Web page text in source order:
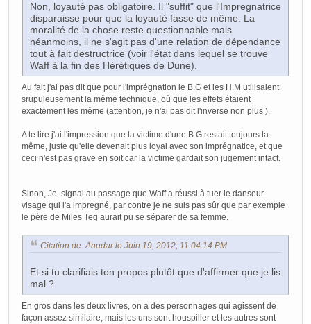
Non, loyauté pas obligatoire. Il "suffit" que l'Impregnatrice
disparaisse pour que la loyauté fasse de même. La
moralité de la chose reste questionnable mais
néanmoins, il ne s'agit pas d'une relation de dépendance
tout à fait destructrice (voir l'état dans lequel se trouve
Waff à la fin des Hérétiques de Dune).
Au fait j'ai pas dit que pour l'imprégnation le B.G et les H.M utilisaient
srupuleusement la même technique, où que les effets étaient
exactement les même (attention, je n'ai pas dit l'inverse non plus ).
A te lire j'ai l'impression que la victime d'une B.G restait toujours la
même, juste qu'elle devenait plus loyal avec son imprégnatice, et que
ceci n'est pas grave en soit car la victime gardait son jugement intact.
Sinon, Je signal au passage que Waff a réussi à tuer le danseur
visage qui l'a impregné, par contre je ne suis pas sûr que par exemple
le père de Miles Teg aurait pu se séparer de sa femme.
Citation de: Anudar le Juin 19, 2012, 11:04:14 PM
Et si tu clarifiais ton propos plutôt que d'affirmer que je lis
mal ?
En gros dans les deux livres, on a des personnages qui agissent de
façon assez similaire, mais les uns sont houspiller et les autres sont